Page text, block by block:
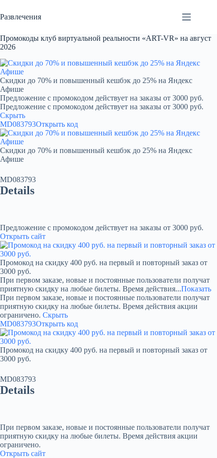
к
сути
Развлечения
Промокоды клуб виртуальной реальности «ART-VR» на август
2026
Скидки до 70% и повышенный кешбэк до 25% на Яндекс
Афише
Предложение с промокодом действует на заказы от 3000 руб.
Предложение с промокодом действует на заказы от 3000 руб.
Скрыть
MD083793Открыть код
Скидки до 70% и повышенный кешбэк до 25% на Яндекс
Афише
MD083793
Details
Предложение с промокодом действует на заказы от 3000 руб.
Открыть сайт
Промокод на скидку 400 руб. на первый и повторный заказ от
3000 руб.
При первом заказе, новые и постоянные пользователи получат
приятную скидку на любые билеты. Время действия...Показать
При первом заказе, новые и постоянные пользователи получат
приятную скидку на любые билеты. Время действия акции
ограничено. Скрыть
MD083793Открыть код
Промокод на скидку 400 руб. на первый и повторный заказ от
3000 руб.
MD083793
Details
При первом заказе, новые и постоянные пользователи получат
приятную скидку на любые билеты. Время действия акции
ограничено.
Открыть сайт